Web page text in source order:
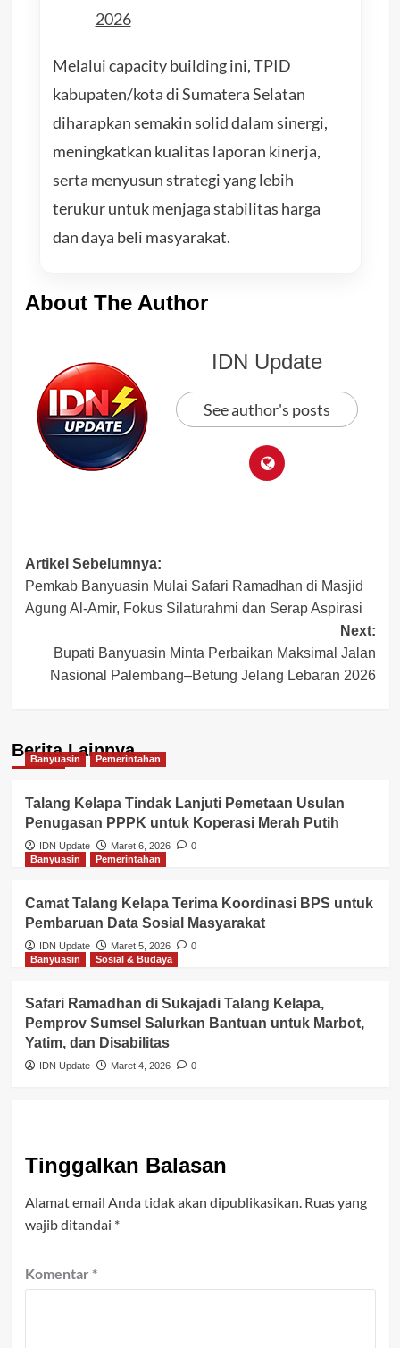
2026
Melalui capacity building ini, TPID
kabupaten/kota di Sumatera Selatan
diharapkan semakin solid dalam sinergi,
meningkatkan kualitas laporan kinerja,
serta menyusun strategi yang lebih
terukur untuk menjaga stabilitas harga
dan daya beli masyarakat.
About The Author
IDN Update
See author's posts
Post
navigation
Artikel Sebelumnya:
Pemkab Banyuasin Mulai Safari Ramadhan di Masjid
Agung Al-Amir, Fokus Silaturahmi dan Serap Aspirasi
Next:
Bupati Banyuasin Minta Perbaikan Maksimal Jalan
Nasional Palembang–Betung Jelang Lebaran 2026
Berita Lainnya
Banyuasin Pemerintahan
Talang Kelapa Tindak Lanjuti Pemetaan Usulan
Penugasan PPPK untuk Koperasi Merah Putih
IDN Update Maret 6, 2026
0
Banyuasin
Pemerintahan
Camat Talang Kelapa Terima Koordinasi BPS untuk
Pembaruan Data Sosial Masyarakat
IDN Update Maret 5, 2026
0
Banyuasin
Sosial & Budaya
Safari Ramadhan di Sukajadi Talang Kelapa,
Pemprov Sumsel Salurkan Bantuan untuk Marbot,
Yatim, dan Disabilitas
IDN Update Maret 4, 2026 0
Tinggalkan Balasan
Alamat email Anda tidak akan dipublikasikan. Ruas yang
wajib ditandai *
Komentar *